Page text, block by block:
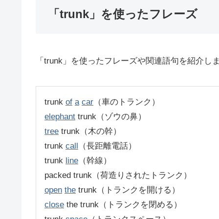
「trunk」を使ったフレーズ
「trunk」を使ったフレーズや関連語句を紹介し
trunk of a car （車のトランク）
elephant trunk（ゾウの鼻）
tree trunk（木の幹）
trunk call （長距離電話）
trunk line （幹線）
packed trunk（荷造りされたトランク）
open the trunk（トランクを開ける）
close the trunk（トランクを閉める）